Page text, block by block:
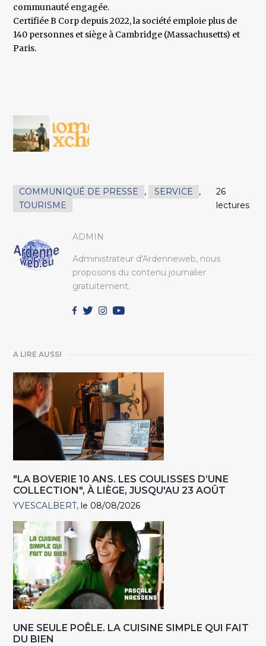
communauté engagée.
Certifiée B Corp depuis 2022, la société emploie plus de
140 personnes et siège à Cambridge (Massachusetts) et
Paris.
COMMUNIQUÉ DE PRESSE , SERVICE
,
TOURISME
26
lectures
ADMIN
Administrateur d'Ardenneweb, nous
proposons du contenu journalier
gratuitement.
A LIRE AUSSI
"LA BOVERIE 10 ANS. LES COULISSES D’UNE
COLLECTION", À LIÈGE, JUSQU'AU 23 AOÛT
YVESCALBERT le 08/08/2026
UNE SEULE POÊLE. LA CUISINE SIMPLE QUI FAIT
DU BIEN